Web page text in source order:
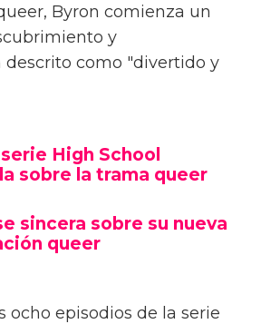
Byron comienza un
y
como "divertido y
High School
sobre la trama queer
sincera sobre su nueva
queer
ocho episodios de la serie